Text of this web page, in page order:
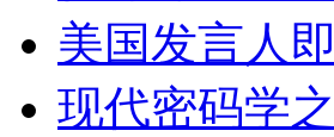
美国发言人
现代密码学